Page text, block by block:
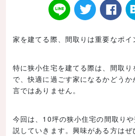
er book ッ
家を建てる際、間取りは重要なポイ
特に狭小住宅を建てる際は、間取
で、快適に過ごす家になるかどう
言ではありません。
今回は、10坪の狭小住宅の間取り
説していきます。興味がある方は